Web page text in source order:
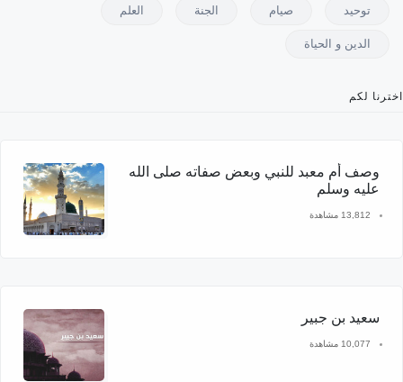
توحيد صيام الجنة العلم
الدين و الحياة
اخترنا لكم
وصف أم معبد للنبي وبعض صفاته صلى الله
عليه وسلم
13,812 مشاهدة
سعيد بن جبير
10,077 مشاهدة